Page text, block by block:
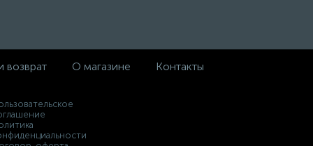
возврат О магазине Контакты